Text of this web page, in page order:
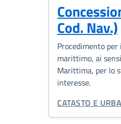
Cod. Nav.)
Procedimento
marittimo, ai
Marittima, per lo
interesse.
CATEGORIA
CATASTO E